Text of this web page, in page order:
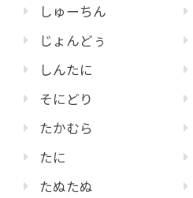
しゅーちん
じょんどぅ
しんたに
そにどり
たかむら
たに
たぬたぬ